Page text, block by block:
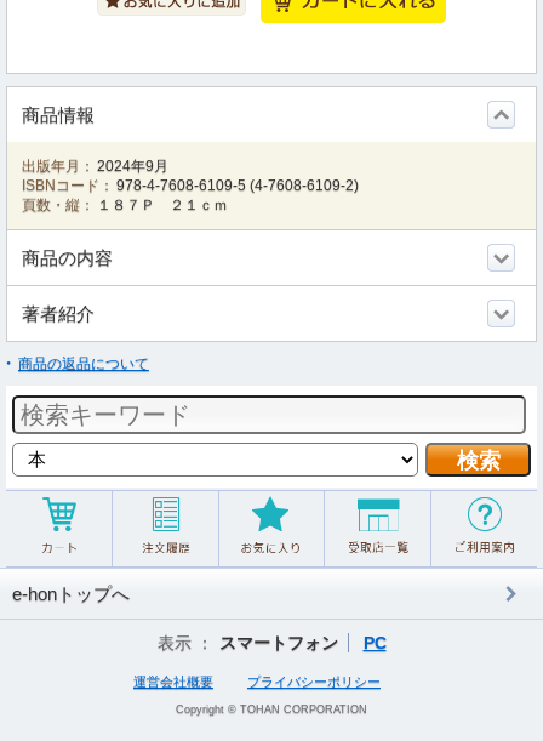
商品情報
出版年月： 2024年9月
ISBNコード： 978-4-7608-6109-5 (4-7608-6109-2)
頁数・縦：
１８７Ｐ ２１ｃｍ
商品の内容
著者紹介
商品の返品について
e-honトップへ
表示 ： スマートフォン PC
運営会社概要 プライバシーポリシー
Copyright © TOHAN CORPORATION